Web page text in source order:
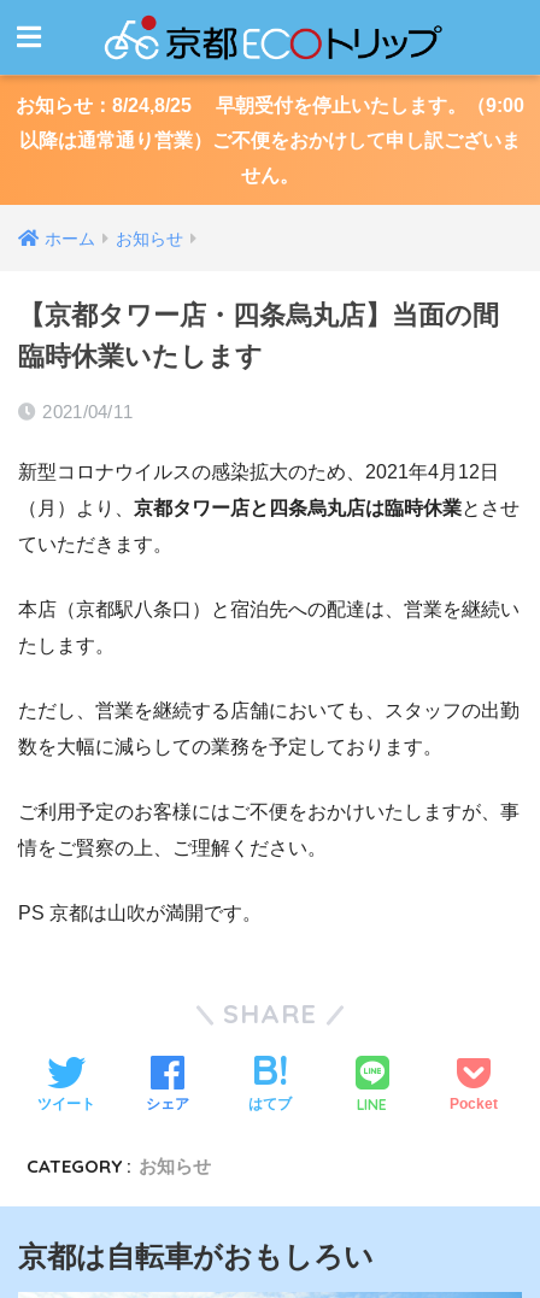
お知らせ：8/24,8/25 早朝受付を停止いたします。（9:00
以降は通常通り営業）ご不便をおかけして申し訳ございま
せん。
ホーム お知らせ
【京都タワー店・四条烏丸店】当面の間
臨時休業いたします
2021/04/11
新型コロナウイルスの感染拡大のため、2021年4月12日
（月）より、 京都タワー店と四条烏丸店は臨時休業とさせ
ていただきます。
本店（京都駅八条口）と宿泊先への配達は、営業を継続い
たします。
ただし、営業を継続する店舗においても、スタッフの出勤
数を大幅に減らしての業務を予定しております。
ご利用予定のお客様にはご不便をおかけいたしますが、事
情をご賢察の上、ご理解ください。
PS 京都は山吹が満開です。
SHARE
ツイート シェア はてブ LINE Pocket
CATEGORY : お知らせ
京都は自転車がおもしろい